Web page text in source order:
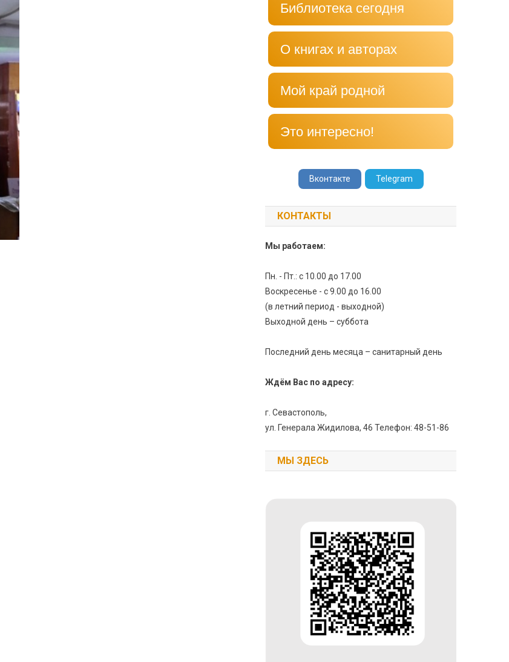
Библиотека сегодня
О книгах и авторах
Мой край родной
Это интересно!
Вконтакте Telegram
КОНТАКТЫ
Мы работаем:
Пн. - Пт.: с 10.00 до 17.00
Воскресенье - с 9.00 до 16.00
(в летний период - выходной)
Выходной день – суббота
Последний день месяца – санитарный день
Ждём Вас по адресу:
г. Севастополь,
ул. Генерала Жидилова, 46 Телефон: 48-51-86
МЫ ЗДЕСЬ